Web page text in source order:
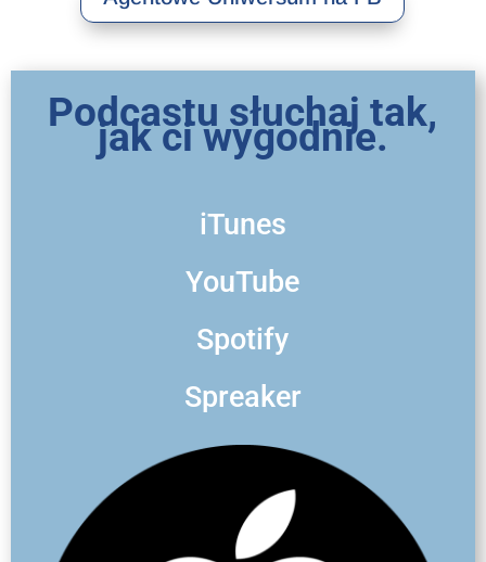
Podcastu słuchaj tak,
jak ci wygodnie.
iTunes
YouTube
Spotify
Spreaker